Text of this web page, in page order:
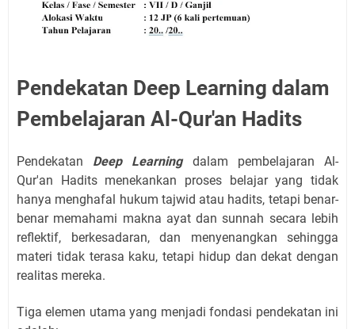
Pendekatan Deep Learning dalam
Pembelajaran Al-Qur'an Hadits
Pendekatan Deep Learningdalam pembelajaran Al-
Qur'an Hadits menekankan proses belajar yang tidak
hanya menghafal hukum tajwid atau hadits, tetapi benar-
benar memahami makna ayat dan sunnah secara lebih
reflektif, berkesadaran, dan menyenangkan sehingga
materi tidak terasa kaku, tetapi hidup dan dekat dengan
realitas mereka.
Tiga elemen utama yang menjadi fondasi pendekatan ini